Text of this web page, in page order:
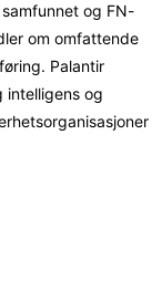
og FN-
om omfattende
Palantir
intelligens og